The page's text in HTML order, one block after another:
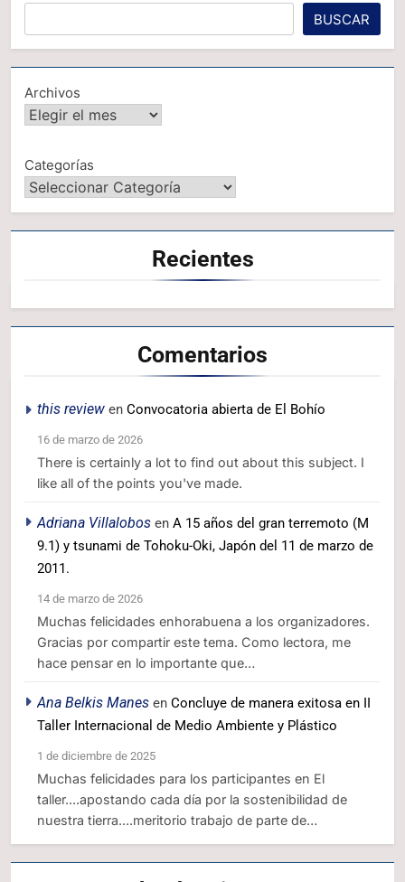
BUSCAR
Archivos
Categorías
Recientes
Comentarios
this review en Convocatoria abierta de El Bohío
16 de marzo de 2026
There is certainly a lot to find out about this subject. I
like all of the points you've made.
Adriana Villalobos en A 15 años del gran terremoto (M
9.1) y tsunami de Tohoku-Oki, Japón del 11 de marzo de
2011.
14 de marzo de 2026
Muchas felicidades enhorabuena a los organizadores.
Gracias por compartir este tema. Como lectora, me
hace pensar en lo importante que…
Ana Belkis Manes en Concluye de manera exitosa en II
Taller Internacional de Medio Ambiente y Plástico
1 de diciembre de 2025
Muchas felicidades para los participantes en El
taller....apostando cada día por la sostenibilidad de
nuestra tierra....meritorio trabajo de parte de…